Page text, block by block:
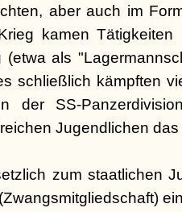
aber auch im
kamen
(etwa als
schließlich kämpften
der SS-
Jugendlichen
zum staatlichen